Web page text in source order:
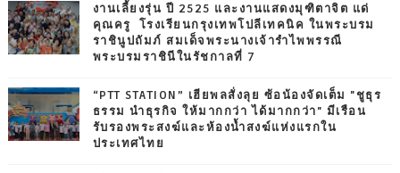
งานเลี้ยงรุ่น ปี 2525 และงานแสดงมุฑิตาจิต แด่
คุณครู โรงเรียนกรุงเทพโปลีเทคนิค ในพระบรม
ราชินูปถัมภ์ สมเด็จพระนางเจ้ารำไพพรรณี
พระบรมราชินีในรัชกาลที่ 7
“PTT STATION” เฮียพลสั่งลุย ซ้อน้องจัดเต็ม "ชูธุร
ธรรม นำธุรกิจ ให้มากกว่า ได้มากกว่า" มีเรือน
รับรองพระสงฆ์และห้องน้ำสงฆ์แห่งแรกใน
ประเทศไทย